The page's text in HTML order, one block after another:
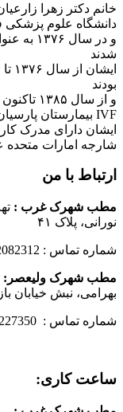
دانشگاه علوم پزشکی
و در
شدند
بودند
و از
IVF بیمارستان پارسیان فعالیت دارند.
ایشان دارای مدرک
شارجه امارات متحده
ارتباط با من
مطب شهرک غرب :
نورانی، پلاک ۴۱
شماره تماس : 22082312 – 22386106
مطب شهرک ولیعصر:
بهرامی، نبش خیابان
شماره تماس : 66227350
ساعت کاری: